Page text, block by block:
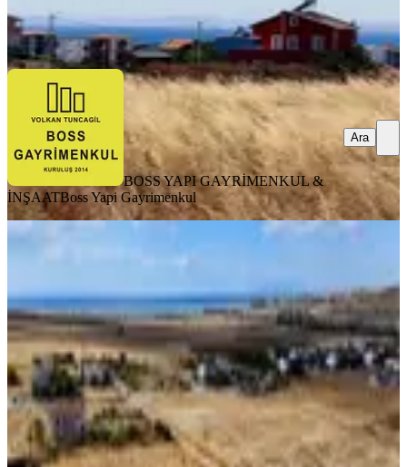
BOSS YAPI GAYRİMENKUL & İNŞAAT Boss Yapi Gayrimenkul
Ara
BOSS YAPI GAYRİMENKUL &
İNŞAATBoss Yapi Gayrimenkul
Ara
TAKASLI
Villa İmarlı 720 Metre Arsa!!!
Tekirdağ, Süleymanpaşa
720 m²
·7.778/m²· 31.07.2026
5.600.000 ₺
MERCANLAR GROUPFUAT MERCAN